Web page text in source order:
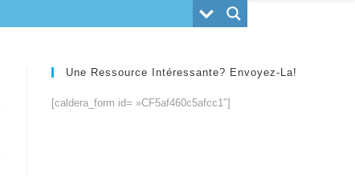
Une Ressource Intéressante? Envoyez-La!
[caldera_form id= »CF5af460c5afcc1″]